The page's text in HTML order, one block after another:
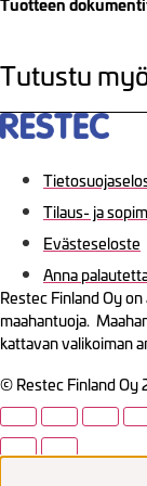
Tuotteen
Tutustu
Tilaus- ja
Evästeseloste
Anna
Restec Finland Oy
maahantuoja.
kattavan valikoiman
© Restec Finland Oy